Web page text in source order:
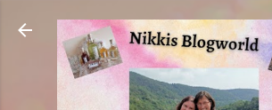
Direkt zum Hauptbereich